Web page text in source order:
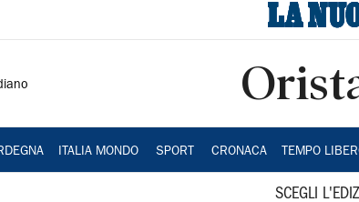
ITALIA MONDO SPORT CRONACA TEMPO
SCEGLI